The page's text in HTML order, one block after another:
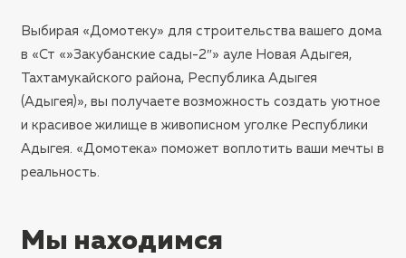
Выбирая «Домотеку» для строительства вашего дома
в «Ст «»Закубанские сады-2″» ауле Новая Адыгея,
Тахтамукайского района, Республика Адыгея
(Адыгея)», вы получаете возможность создать уютное
и красивое жилище в живописном уголке Республики
Адыгея. «Домотека» поможет воплотить ваши мечты в
реальность.
Мы находимся